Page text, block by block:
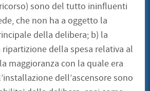
sono del tutto ininfluenti
che non ha a oggetto la
della delibera; b) la
ripartizione della spesa relativa al
maggioranza con la quale era
dell’ascensore sono